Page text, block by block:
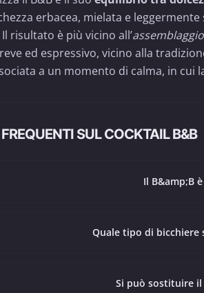
erbacea, mielata e
risultato è più vicino all’assemblaggio
ed espressivo, vicino alla
a un momento di calma, in
SUL COCKTAIL B&B
Il B&amp;B
Quale tipo di bicchiere
Si può sostituire il